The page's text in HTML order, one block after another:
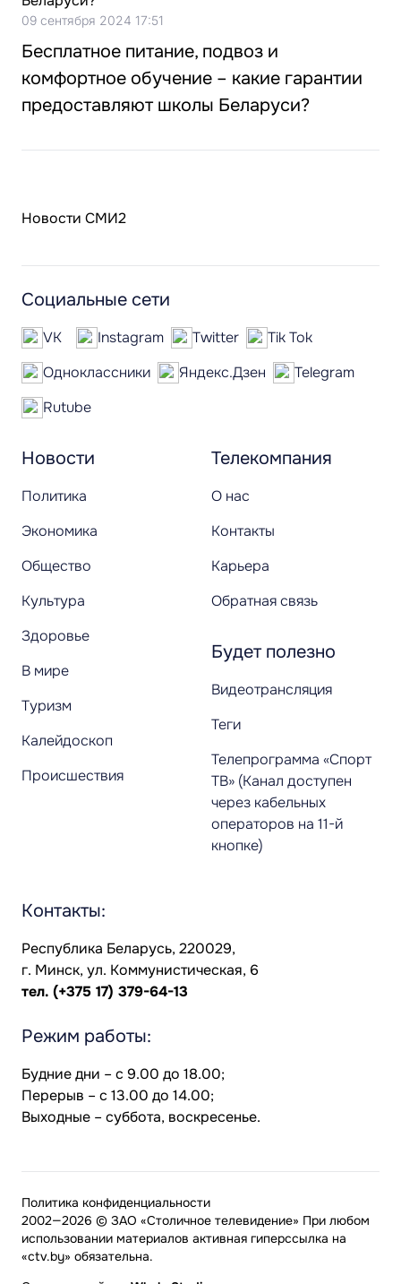
09 сентября 2024 17:51
Бесплатное питание, подвоз и
комфортное обучение – какие гарантии
предоставляют школы Беларуси?
Новости СМИ2
Новости
Политика
Экономика
Общество
Культура
Здоровье
В мире
Туризм
Калейдоскоп
Происшествия
Телекомпания
О нас
Контакты
Карьера
Обратная связь
Будет полезно
Видеотрансляция
Теги
Телепрограмма «Спорт
ТВ» (Канал доступен
через кабельных
операторов на 11-й
кнопке)
Социальные сети
VK Instagram Twitter
Tik Tok
Одноклассники
Яндекс.Дзен
Telegram
Rutube
Контакты:
Республика Беларусь, 220029,
г. Минск, ул. Коммунистическая, 6
тел. (+375 17) 379-64-13
Режим работы:
Будние дни – с 9.00 до 18.00;
Перерыв – с 13.00 до 14.00;
Выходные – суббота, воскресенье.
2002—2026 © ЗАО «Столичное телевидение» При любом
использовании материалов активная гиперссылка на
«ctv.by» обязательна.
Политика конфиденциальности